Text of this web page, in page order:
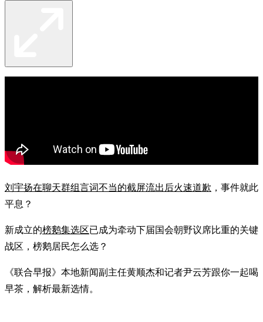
刘宇扬在聊天群组言词不当的截屏流出后火速道歉 ，事件就此
平息？
新成立的榜鹅集选区已成为牵动下届国会朝野议席比重的关键
战区，榜鹅居民怎么选？
《联合早报》本地新闻副主任黄顺杰和记者尹云芳跟你一起喝
早茶，解析最新选情。